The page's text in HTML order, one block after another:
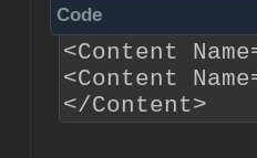
Code
<Content
<Content
</Content>